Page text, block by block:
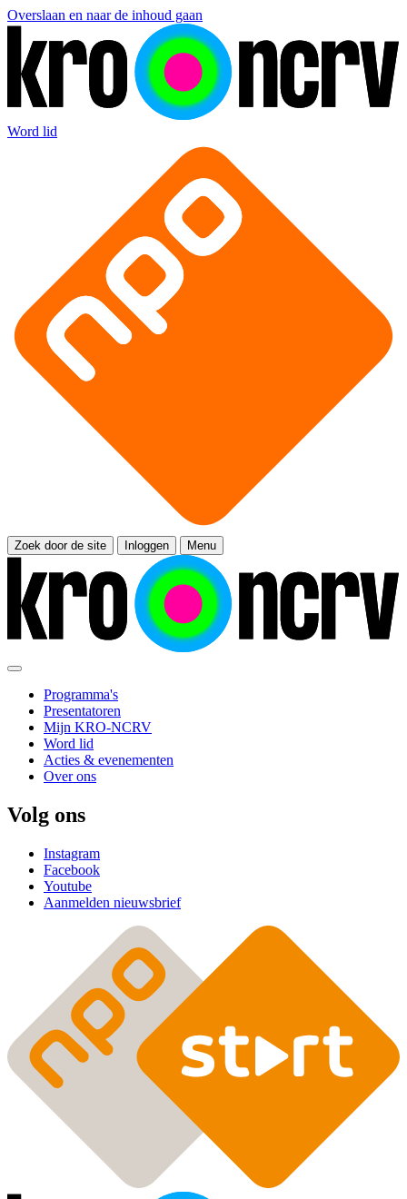
Overslaan en naar de inhoud gaan
Word lid
Zoek door de site Inloggen Menu
Programma's
Presentatoren
Mijn KRO-NCRV
Word lid
Acties & evenementen
Over ons
Volg ons
Instagram
Facebook
Youtube
Aanmelden nieuwsbrief